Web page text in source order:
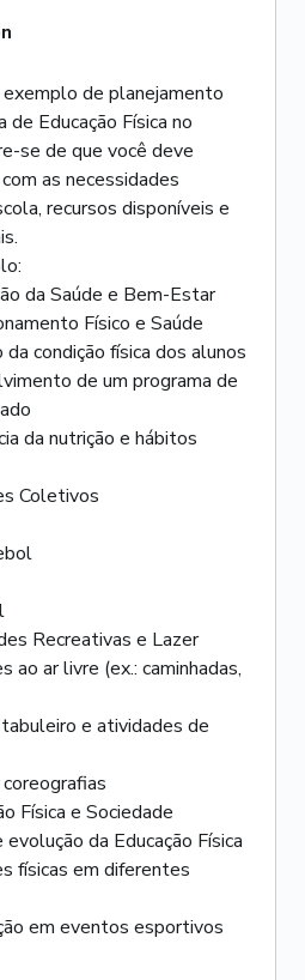
de planejamento
de Educação Física no
se de que você deve
as necessidades
recursos disponíveis e
da Saúde e Bem-Estar
Físico e Saúde
condição física dos alunos
de um programa de
da nutrição e hábitos
Coletivos
Recreativas e Lazer
ao ar livre (ex.: caminhadas,
e atividades de
Física e Sociedade
da Educação Física
físicas em diferentes
em eventos esportivos